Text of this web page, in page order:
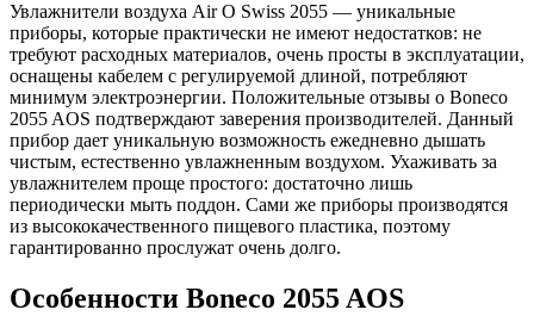
Увлажнители воздуха Air O Swiss 2055 — уникальные
приборы, которые практически не имеют недостатков: не
требуют расходных материалов, очень просты в эксплуатации,
оснащены кабелем с регулируемой длиной, потребляют
минимум электроэнергии. Положительные отзывы о Boneco
2055 AOS подтверждают заверения производителей. Данный
прибор дает уникальную возможность ежедневно дышать
чистым, естественно увлажненным воздухом. Ухаживать за
увлажнителем проще простого: достаточно лишь
периодически мыть поддон. Сами же приборы производятся
из высококачественного пищевого пластика, поэтому
гарантированно прослужат очень долго.
Особенности Boneco 2055 AOS